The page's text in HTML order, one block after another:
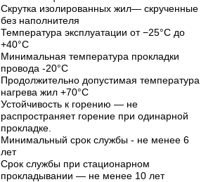
Скрутка изолированных жил— скрученные
без наполнителя
Температура эксплуатации от −25°C до
+40°C
Минимальная температура прокладки
провода -20°C
Продолжительно допустимая температура
нагрева жил +70°C
Устойчивость к горению — не
распространяет горение при одинарной
прокладке.
Минимальный срок службы - не менее 6
лет
Срок службы при стационарном
прокладывании — не менее 10 лет